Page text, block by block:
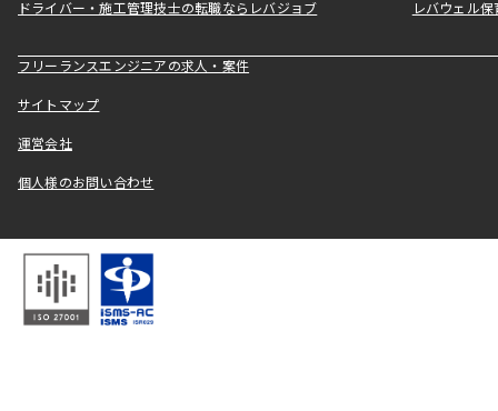
ドライバー・施工管理技士の転職ならレバジョブ レバウェル
フリーランスエンジニアの求人・案件
サイトマップ
運営会社
個人様のお問い合わせ